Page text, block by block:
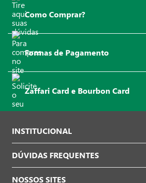
Como Comprar?
Formas de Pagamento
Zaffari Card e Bourbon Card
INSTITUCIONAL
DÚVIDAS FREQUENTES
NOSSOS SITES